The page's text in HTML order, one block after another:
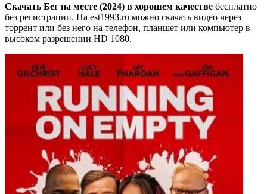
Скачать Бег на месте (2024) в хорошем качестве бесплатно
без регистрации. На est1993.ru можно скачать видео через
торрент или без него на телефон, планшет или компьютер в
высоком разрешении HD 1080.